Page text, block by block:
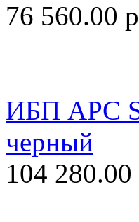
76 560.00
ИБП APC
черный
104 280.00